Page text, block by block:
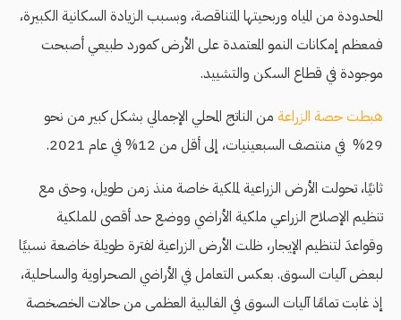
المحدودة من المياه وربحيتها المتناقصة، وبسبب الزيادة السكانية الكبيرة،
فمعظم إمكانات النمو المعتمدة على الأرض كمورد طبيعي أصبحت
موجودة في قطاع السكن والتشييد.
هبطت حصة الزراعة من الناتج المحلي الإجمالي بشكل كبير من نحو
29% في منتصف السبعينيات، إلى أقل من 12% في عام 2021.
ثانيًا، تحولت الأرض الزراعية لملكية خاصة منذ زمن طويل، وحتى مع
تنظيم الإصلاح الزراعي ملكية الأراضي ووضع حد أقصى للملكية
وقواعدَ لتنظيم الإيجار، ظلت الأرض الزراعية لفترة طويلة خاضعة نسبيًا
لبعض آليات السوق. بعكس التعامل في الأراضي الصحراوية والساحلية،
إذ غابت تمامًا آليات السوق في الغالبية العظمى من حالات الخصخصة